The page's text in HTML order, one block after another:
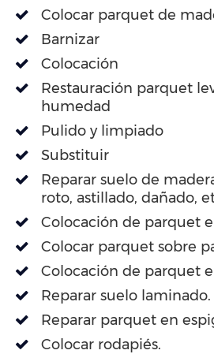
Colocar parquet de
Barnizar
Colocación
Restauración parquet
humedad
Pulido y limpiado
Substituir
Reparar suelo de
roto, astillado, dañado,
Colocación de parquet
Colocar parquet sobre
Colocación de parquet
Reparar suelo laminado.
Reparar parquet en
Colocar rodapiés.